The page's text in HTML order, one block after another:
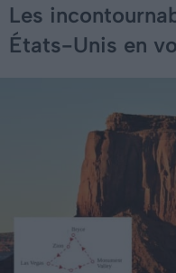
Les
États-Unis en